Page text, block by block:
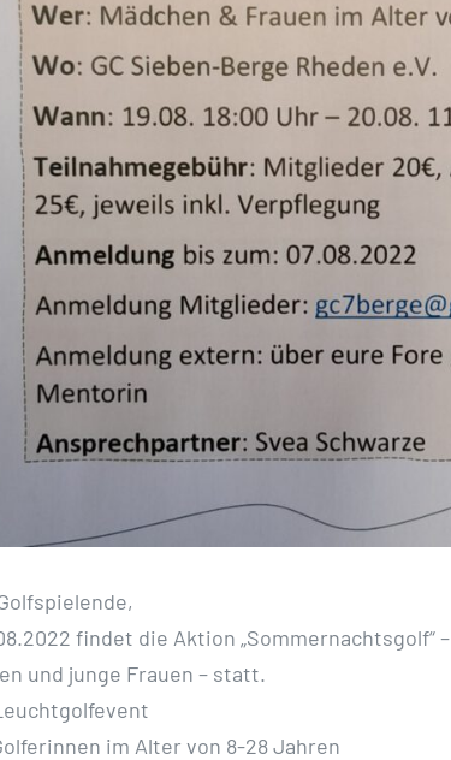
findet die Aktion
und junge Frauen – statt.
im Alter von 8-28 Jahren